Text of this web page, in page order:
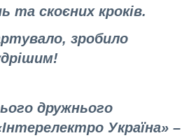
та скоєних кроків.
зробило
дружнього
Україна» –